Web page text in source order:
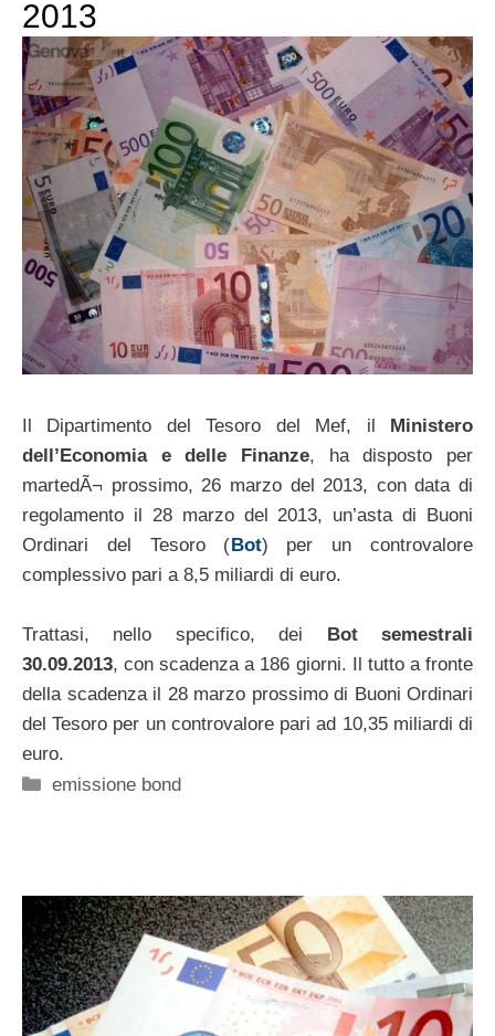
2013
Il Dipartimento del Tesoro del Mef, il
Ministero
dell’Economia e delle Finanze, ha disposto per
martedÃ¬ prossimo, 26 marzo del 2013, con data di
regolamento il 28 marzo del 2013, un’asta di Buoni
Ordinari del Tesoro ( Bot) per un controvalore
complessivo pari a 8,5 miliardi di euro.
Trattasi, nello specifico, dei
Bot semestrali
30.09.2013, con scadenza a 186 giorni. Il tutto a fronte
della scadenza il 28 marzo prossimo di Buoni Ordinari
del Tesoro per un controvalore pari ad 10,35 miliardi di
euro.
Categorie
emissione bond